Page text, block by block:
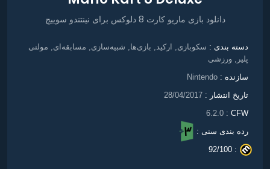
دانلود بازی ماریو کارت 8 دلوکس برای نینتندو سوییچ
دسته بندی : سکوبازی ارکید بازی‌ها شبیه‌سازی مسابقه‌ای مولتی
پلیر
ورزشی
سازنده : Nintendo
تاریخ انتشار : 28/04/2017
CFW :
6.2.0
رده بندی سنی :
. :
92/100